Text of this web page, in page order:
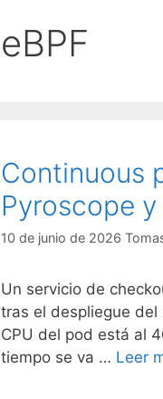
eBPF
Continuous
Pyroscope
10 de junio de 2026
Un servicio de
tras el despliegue
CPU del pod está al
tiempo se va … Leer